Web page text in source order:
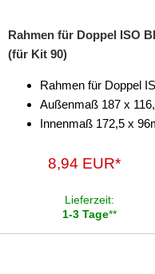
Rahmen für Doppel ISO
(für Kit 90)
Rahmen für Doppel
Außenmaß 187 x
Innenmaß 172,5 x
8,94 EUR*
Lieferzeit:
1-3 Tage**